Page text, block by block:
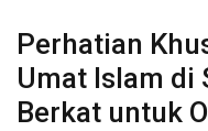
Perhatian
Umat Islam di
Berkat untuk